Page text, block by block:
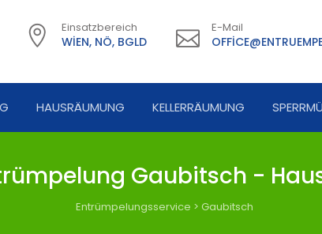
Einsatzbereich
WIEN, NÖ, BGLD
E-Mail
HAUSRÄUMUNG KELLERRÄUMUNG
Gaubitsch -
Entrümpelungsservice > Gaubitsch